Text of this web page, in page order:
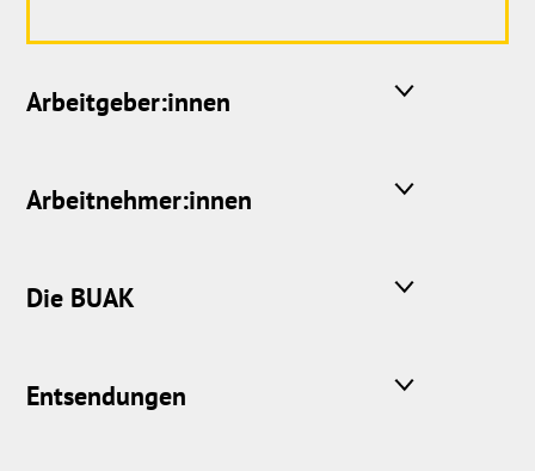
Arbeitgeber:innen
Arbeitnehmer:innen
Die BUAK
Entsendungen